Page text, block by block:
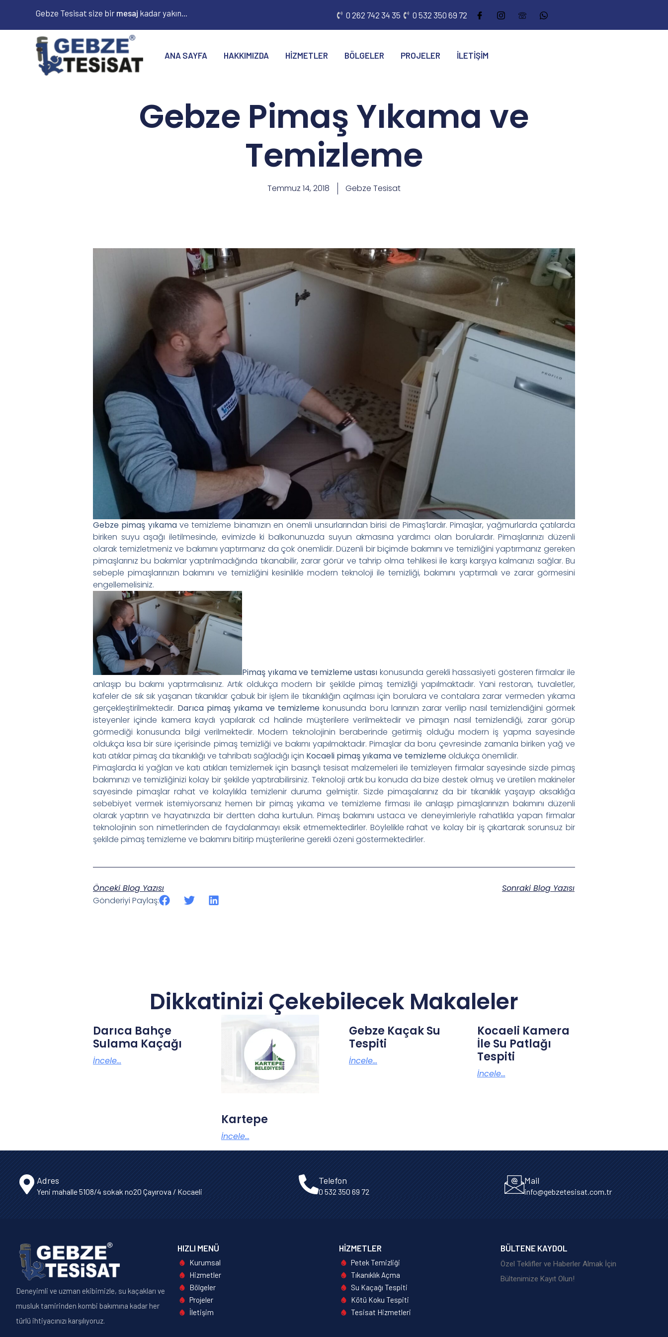
Gebze Tesisat size bir kadar yakın... 0 262 742 34 35 0 532 350 69 72
ANA SAYFA HAKKIMIZDA HIZMETLER BÖLGELER PROJELER İLETIŞIM
Gebze Pimaş Yıkama ve
Temizleme
Temmuz 14, 2018 Gebze Tesisat
Gebze pimaş yıkamave temizleme binamızın en önemli unsurlarından birisi de Pimaş’lardır. Pimaşlar, yağmurlarda çatılarda
biriken suyu aşağı iletilmesinde, evimizde ki balkonunuzda suyun akmasına yardımcı olan borulardır. Pimaşlarınızı düzenli
olarak temizletmeniz ve bakımını yaptırmanız da çok önemlidir. Düzenli bir biçimde bakımını ve temizliğini yaptırmanız gereken
pimaşlarınız bu bakımlar yaptırılmadığında tıkanabilir, zarar görür ve tahrip olma tehlikesi ile karşı karşıya kalmanızı sağlar. Bu
sebeple pimaşlarınızın bakımını ve temizliğini kesinlikle modern teknoloji ile temizliği, bakımını yaptırmalı ve zarar görmesini
engellemelisiniz.
Pimaş yıkama ve temizleme ustası konusunda gerekli hassasiyeti gösteren firmalar ile
anlaşıp bu bakımı yaptırmalısınız. Artık oldukça modern bir şekilde pimaş temizliği yapılmaktadır. Yani restoran, tuvaletler,
kafeler de sık sık yaşanan tıkanıklar çabuk bir işlem ile tıkanıklığın açılması için borulara ve contalara zarar vermeden yıkama
gerçekleştirilmektedir. Darıca pimaş yıkama ve temizleme konusunda boru larınızın zarar verilip nasıl temizlendiğini görmek
isteyenler içinde kamera kaydı yapılarak cd halinde müşterilere verilmektedir ve pimaşın nasıl temizlendiği, zarar görüp
görmediği konusunda bilgi verilmektedir. Modern teknolojinin beraberinde getirmiş olduğu modern iş yapma sayesinde
oldukça kısa bir süre içerisinde pimaş temizliği ve bakımı yapılmaktadır. Pimaşlar da boru çevresinde zamanla biriken yağ ve
katı atıklar pimaş da tıkanıklığı ve tahribatı sağladığı için Kocaeli pimaş yıkama ve temizlemeoldukça önemlidir.
Pimaşlarda ki yağları ve katı atıkları temizlemek için basınçlı tesisat malzemeleri ile temizleyen firmalar sayesinde sizde pimaş
bakımınızı ve temizliğinizi kolay bir şekilde yaptırabilirsiniz. Teknoloji artık bu konuda da bize destek olmuş ve üretilen makineler
sayesinde pimaşlar rahat ve kolaylıkla temizlenir duruma gelmiştir. Sizde pimaşalarınız da bir tıkanıklık yaşayıp aksaklığa
sebebiyet vermek istemiyorsanız hemen bir pimaş yıkama ve temizleme firması ile anlaşıp pimaşlarınızın bakımını düzenli
olarak yaptırın ve hayatınızda bir dertten daha kurtulun. Pimaş bakımını ustaca ve deneyimleriyle rahatlıkla yapan firmalar
teknolojinin son nimetlerinden de faydalanmayı eksik etmemektedirler. Böylelikle rahat ve kolay bir iş çıkartarak sorunsuz bir
şekilde pimaş temizleme ve bakımını bitirip müşterilerine gerekli özeni göstermektedirler.
Önceki Blog Yazısı
Sonraki Blog Yazısı
Gönderiyi Paylaş:
Dikkatinizi Çekebilecek Makaleler
Darıca Bahçe
Sulama Kaçağı
İncele...
Kartepe
İncele...
Gebze Kaçak Su
Tespiti
İncele...
Kocaeli Kamera
İle Su Patlağı
Tespiti
İncele...
Adres
Yeni mahalle 5108/4 sokak no20 Çayırova / Kocaeli
Telefon
0 532 350 69 72
Mail
info@gebzetesisat.com.tr
Deneyimli ve uzman ekibimizle, su kaçakları ve
musluk tamirinden kombi bakımına kadar her
türlü ihtiyacınızı karşılıyoruz.
HIZLI MENÜ
Kurumsal
Hizmetler
Bölgeler
Projeler
İletişim
HIZMETLER
Petek Temizliği
Tıkanıklık Açma
Su Kaçağı Tespiti
Kötü Koku Tespiti
Tesisat Hizmetleri
BÜLTENE KAYDOL
Özel Teklifler ve Haberler Almak İçin
Bültenimize Kayıt Olun!